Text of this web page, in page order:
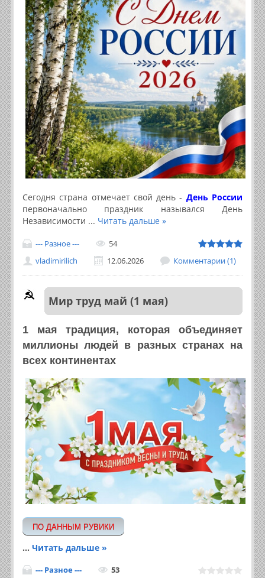
Сегодня страна отмечает свой день - День России
первоначально праздник назывался День
Независимости ... Читать дальше »
--- Разное ---
54
vladimirilich
12.06.2026 Комментарии (1)
Мир труд май (1 мая)
1 мая традиция, которая объединяет
миллионы людей в разных странах на
всех континентах
ПО ДАННЫМ РУВИКИ
... Читать дальше »
--- Разное ---
53